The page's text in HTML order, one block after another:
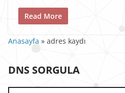
Read More
Anasayfa » adres kaydı
DNS SORGULA